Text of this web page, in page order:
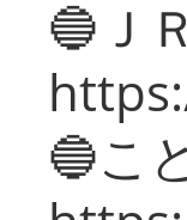
🔵Ｊ
🔵こ